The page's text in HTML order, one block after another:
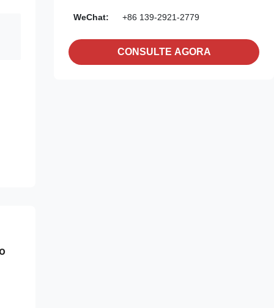
WeChat: +86 139-2921-2779
CONSULTE AGORA